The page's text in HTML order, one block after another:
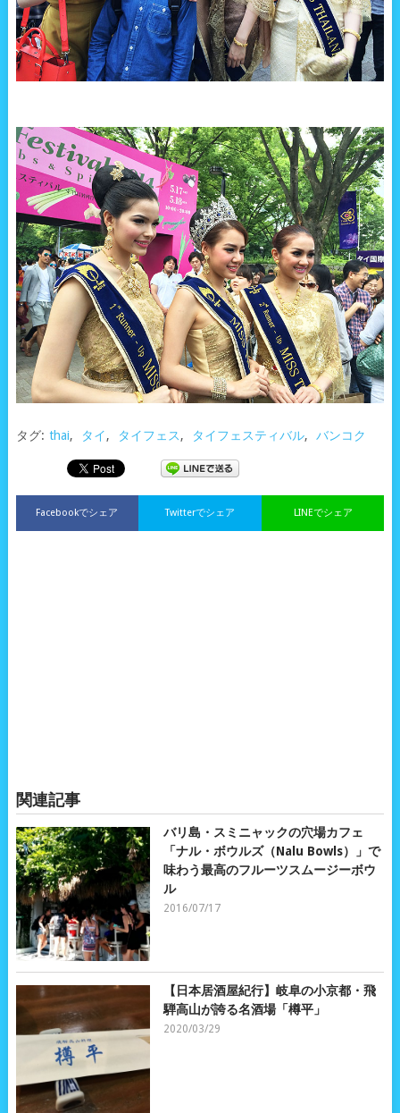
タグ: thai, タイ, タイフェス, タイフェスティバル, バンコク
Facebookでシェア LINEでシェア
Twitterでシェア
関連記事
バリ島・スミニャックの穴場カフェ
「ナル・ボウルズ（Nalu Bowls）」で
味わう最高のフルーツスムージーボウ
ル
2016/07/17
【日本居酒屋紀行】岐阜の小京都・飛
騨高山が誇る名酒場「樽平」
2020/03/29